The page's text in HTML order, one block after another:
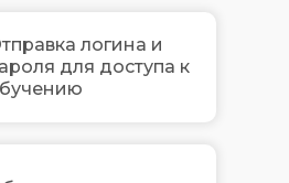
логина и
для доступа к